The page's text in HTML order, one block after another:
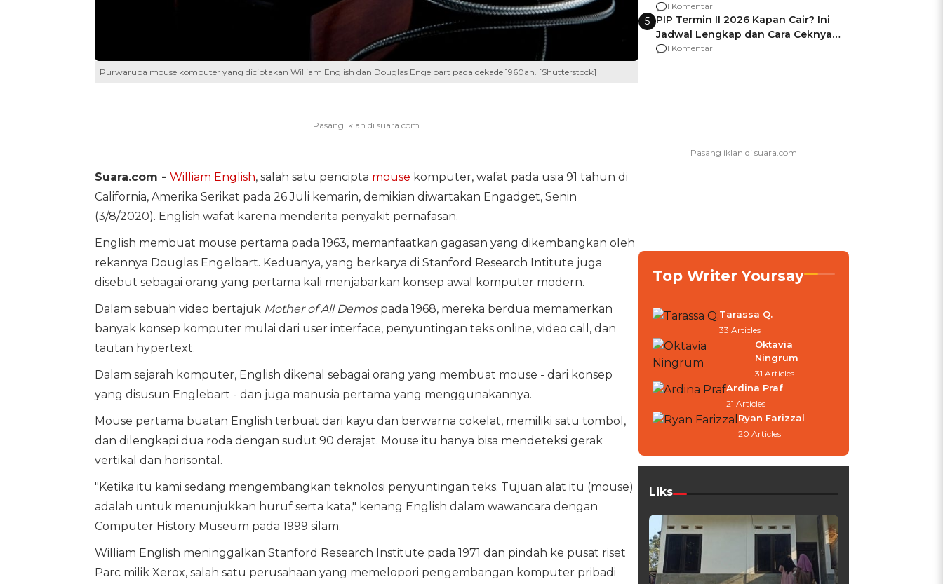
Purwarupa mouse komputer yang diciptakan William English dan Douglas Engelbart pada dekade 1960an. [Shutterstock]
Suara.com - William English, salah satu pencipta mouse komputer, wafat pada usia 91 tahun di
California, Amerika Serikat pada 26 Juli kemarin, demikian diwartakan Engadget, Senin
(3/8/2020). English wafat karena menderita penyakit pernafasan.
English membuat mouse pertama pada 1963, memanfaatkan gagasan yang dikembangkan oleh
rekannya Douglas Engelbart. Keduanya, yang berkarya di Stanford Research Intitute juga
disebut sebagai orang yang pertama kali menjabarkan konsep awal komputer modern.
Dalam sebuah video bertajuk Mother of All Demospada 1968, mereka berdua memamerkan
banyak konsep komputer mulai dari user interface, penyuntingan teks online, video call, dan
tautan hypertext.
Dalam sejarah komputer, English dikenal sebagai orang yang membuat mouse - dari konsep
yang disusun Englebart - dan juga manusia pertama yang menggunakannya.
Mouse pertama buatan English terbuat dari kayu dan berwarna cokelat, memiliki satu tombol,
dan dilengkapi dua roda dengan sudut 90 derajat. Mouse itu hanya bisa mendeteksi gerak
vertikal dan horisontal.
"Ketika itu kami sedang mengembangkan teknolosi penyuntingan teks. Tujuan alat itu (mouse)
adalah untuk menunjukkan huruf serta kata," kenang English dalam wawancara dengan
Computer History Museum pada 1999 silam.
William English meninggalkan Stanford Research Institute pada 1971 dan pindah ke pusat riset
Parc milik Xerox, salah satu perusahaan yang memelopori pengembangan komputer pribadi
Usai Jadi Brigjen
1 Komentar
5 PIP Termin II 2026 Kapan Cair? Ini
Jadwal Lengkap dan Cara Ceknya
agar Dana Tidak Hangus!
1 Komentar
Top Writer Yoursay
Tarassa Q.
33 Articles
Oktavia
Ningrum
31 Articles
Ardina Praf
21 Articles
Ryan Farizzal
20 Articles
Liks